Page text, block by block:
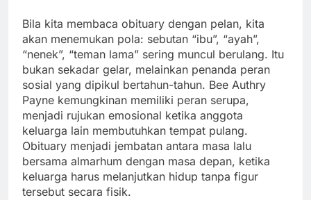
Bila kita membaca obituary dengan pelan, kita
akan menemukan pola: sebutan “ibu”, “ayah”,
“nenek”, “teman lama” sering muncul berulang. Itu
bukan sekadar gelar, melainkan penanda peran
sosial yang dipikul bertahun-tahun. Bee Authry
Payne kemungkinan memiliki peran serupa,
menjadi rujukan emosional ketika anggota
keluarga lain membutuhkan tempat pulang.
Obituary menjadi jembatan antara masa lalu
bersama almarhum dengan masa depan, ketika
keluarga harus melanjutkan hidup tanpa figur
tersebut secara fisik.